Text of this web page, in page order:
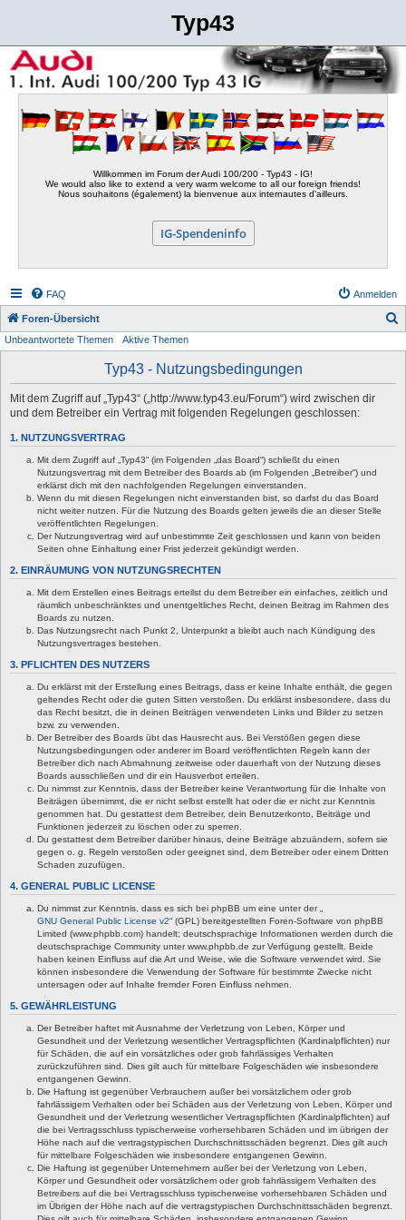
Typ43
Willkommen im Forum der Audi 100/200 - Typ43 - IG!
We would also like to extend a very warm welcome to all our foreign friends!
Nous souhaitons (également) la bienvenue aux internautes d'ailleurs.
IG-Spendeninfo
FAQ Anmelden
Foren-Übersicht
Unbeantwortete Themen Aktive Themen
Typ43 - Nutzungsbedingungen
Mit dem Zugriff auf „Typ43“ („http://www.typ43.eu/Forum“) wird zwischen dir
und dem Betreiber ein Vertrag mit folgenden Regelungen geschlossen:
1. NUTZUNGSVERTRAG
Mit dem Zugriff auf „Typ43“ (im Folgenden „das Board“) schließt du einen
Nutzungsvertrag mit dem Betreiber des Boards ab (im Folgenden „Betreiber“) und
erklärst dich mit den nachfolgenden Regelungen einverstanden.
Wenn du mit diesen Regelungen nicht einverstanden bist, so darfst du das Board
nicht weiter nutzen. Für die Nutzung des Boards gelten jeweils die an dieser Stelle
veröffentlichten Regelungen.
Der Nutzungsvertrag wird auf unbestimmte Zeit geschlossen und kann von beiden
Seiten ohne Einhaltung einer Frist jederzeit gekündigt werden.
2. EINRÄUMUNG VON NUTZUNGSRECHTEN
Mit dem Erstellen eines Beitrags erteilst du dem Betreiber ein einfaches, zeitlich und
räumlich unbeschränktes und unentgeltliches Recht, deinen Beitrag im Rahmen des
Boards zu nutzen.
Das Nutzungsrecht nach Punkt 2, Unterpunkt a bleibt auch nach Kündigung des
Nutzungsvertrages bestehen.
3. PFLICHTEN DES NUTZERS
Du erklärst mit der Erstellung eines Beitrags, dass er keine Inhalte enthält, die gegen
geltendes Recht oder die guten Sitten verstoßen. Du erklärst insbesondere, dass du
das Recht besitzt, die in deinen Beiträgen verwendeten Links und Bilder zu setzen
bzw. zu verwenden.
Der Betreiber des Boards übt das Hausrecht aus. Bei Verstößen gegen diese
Nutzungsbedingungen oder anderer im Board veröffentlichten Regeln kann der
Betreiber dich nach Abmahnung zeitweise oder dauerhaft von der Nutzung dieses
Boards ausschließen und dir ein Hausverbot erteilen.
Du nimmst zur Kenntnis, dass der Betreiber keine Verantwortung für die Inhalte von
Beiträgen übernimmt, die er nicht selbst erstellt hat oder die er nicht zur Kenntnis
genommen hat. Du gestattest dem Betreiber, dein Benutzerkonto, Beiträge und
Funktionen jederzeit zu löschen oder zu sperren.
Du gestattest dem Betreiber darüber hinaus, deine Beiträge abzuändern, sofern sie
gegen o. g. Regeln verstoßen oder geeignet sind, dem Betreiber oder einem Dritten
Schaden zuzufügen.
4. GENERAL PUBLIC LICENSE
Du nimmst zur Kenntnis, dass es sich bei phpBB um eine unter der „
GNU General Public License v2“ (GPL) bereitgestellten Foren-Software von phpBB
Limited (www.phpbb.com) handelt; deutschsprachige Informationen werden durch die
deutschsprachige Community unter www.phpbb.de zur Verfügung gestellt. Beide
haben keinen Einfluss auf die Art und Weise, wie die Software verwendet wird. Sie
können insbesondere die Verwendung der Software für bestimmte Zwecke nicht
untersagen oder auf Inhalte fremder Foren Einfluss nehmen.
5. GEWÄHRLEISTUNG
Der Betreiber haftet mit Ausnahme der Verletzung von Leben, Körper und
Gesundheit und der Verletzung wesentlicher Vertragspflichten (Kardinalpflichten) nur
für Schäden, die auf ein vorsätzliches oder grob fahrlässiges Verhalten
zurückzuführen sind. Dies gilt auch für mittelbare Folgeschäden wie insbesondere
entgangenen Gewinn.
Die Haftung ist gegenüber Verbrauchern außer bei vorsätzlichem oder grob
fahrlässigem Verhalten oder bei Schäden aus der Verletzung von Leben, Körper und
Gesundheit und der Verletzung wesentlicher Vertragspflichten (Kardinalpflichten) auf
die bei Vertragsschluss typischerweise vorhersehbaren Schäden und im übrigen der
Höhe nach auf die vertragstypischen Durchschnittsschäden begrenzt. Dies gilt auch
für mittelbare Folgeschäden wie insbesondere entgangenen Gewinn.
Die Haftung ist gegenüber Unternehmern außer bei der Verletzung von Leben,
Körper und Gesundheit oder vorsätzlichem oder grob fahrlässigem Verhalten des
Betreibers auf die bei Vertragsschluss typischerweise vorhersehbaren Schäden und
im Übrigen der Höhe nach auf die vertragstypischen Durchschnittsschäden begrenzt.